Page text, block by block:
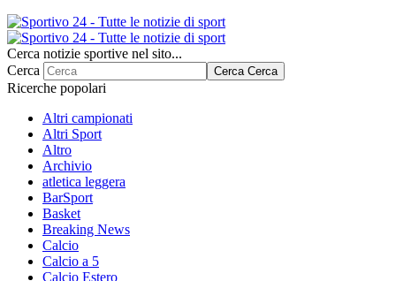
Cerca notizie sportive nel sito...
Cerca
Cerca Cerca
Ricerche popolari
Altri campionati
Altri Sport
Altro
Archivio
atletica leggera
BarSport
Basket
Breaking News
Calcio
Calcio a 5
Calcio Estero